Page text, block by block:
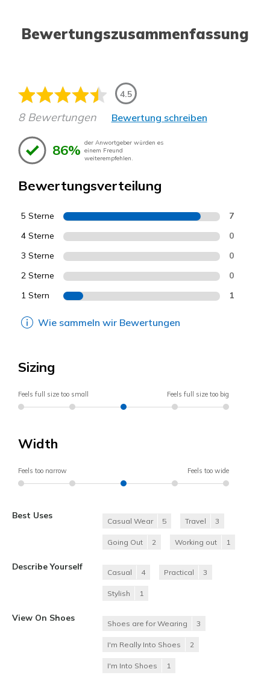
Bewertungszusammenfassung
4.5
8 Bewertungen Bewertung schreiben
86% der Anwortgeber würden es
einem Freund
weiterempfehlen.
Bewertungsverteilung
5 Sterne 7
4 Sterne 0
3 Sterne 0
2 Sterne 0
1 Stern 1
Wie sammeln wir Bewertungen
Sizing
Feels full size too small Feels full size too big
Width
Feels too narrow Feels too wide
Best Uses
Casual Wear 5 Travel 3
Going Out 2 Working out 1
Describe Yourself
Casual 4 Practical 3
Stylish 1
View On Shoes
Shoes are for Wearing 3
I'm Really Into Shoes 2
I'm Into Shoes 1